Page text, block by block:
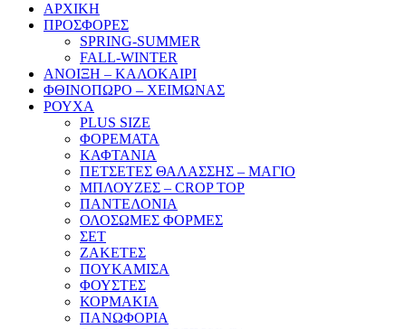
ΑΡΧΙΚΗ
ΠΡΟΣΦΟΡΕΣ
SPRING-SUMMER
FALL-WINTER
ΑΝΟΙΞΗ – ΚΑΛΟΚΑΙΡΙ
ΦΘΙΝΟΠΩΡΟ – ΧΕΙΜΩΝΑΣ
ΡΟΥΧΑ
PLUS SIZE
ΦΟΡΕΜΑΤΑ
ΚΑΦΤΑΝΙΑ
ΠΕΤΣΕΤΕΣ ΘΑΛΑΣΣΗΣ – ΜΑΓΙΟ
ΜΠΛΟΥΖΕΣ – CROP TOP
ΠΑΝΤΕΛΟΝΙΑ
ΟΛΟΣΩΜΕΣ ΦΟΡΜΕΣ
ΣΕΤ
ΖΑΚΕΤΕΣ
ΠΟΥΚΑΜΙΣΑ
ΦΟΥΣΤΕΣ
ΚΟΡΜΑΚΙΑ
ΠΑΝΩΦΟΡΙΑ